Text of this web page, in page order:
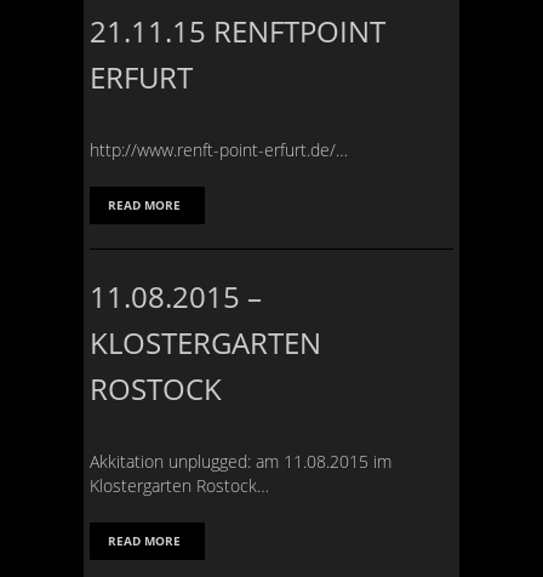
21.11.15 RENFTPOINT
ERFURT
http://www.renft-point-erfurt.de/…
READ MORE
11.08.2015 –
KLOSTERGARTEN
ROSTOCK
Akkitation unplugged: am 11.08.2015 im
Klostergarten Rostock…
READ MORE